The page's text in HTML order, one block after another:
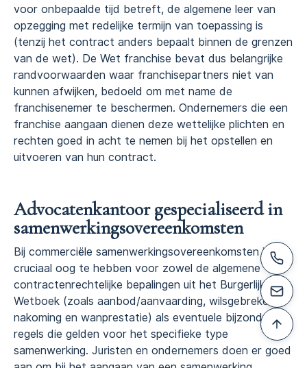
voor onbepaalde tijd betreft, de algemene leer van
opzegging met redelijke termijn van toepassing is
(tenzij het contract anders bepaalt binnen de grenzen
van de wet). De Wet franchise bevat dus belangrijke
randvoorwaarden waar franchisepartners niet van
kunnen afwijken, bedoeld om met name de
franchisenemer te beschermen. Ondernemers die een
franchise aangaan dienen deze wettelijke plichten en
rechten goed in acht te nemen bij het opstellen en
uitvoeren van hun contract.
Advocatenkantoor gespecialiseerd in
samenwerkingsovereenkomsten
Bij commerciële samenwerkingsovereenkomsten is het
cruciaal oog te hebben voor zowel de algemene
contractenrechtelijke bepalingen uit het Burgerlijk
Wetboek (zoals aanbod/aanvaarding, wilsgebreken,
nakoming en wanprestatie) als eventuele bijzondere
regels die gelden voor het specifieke type
samenwerking. Juristen en ondernemers doen er goed